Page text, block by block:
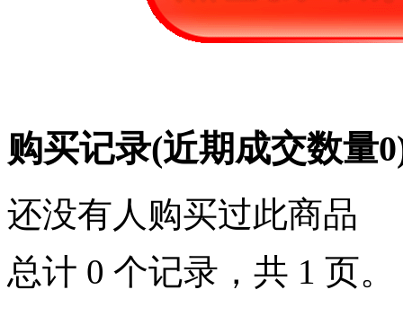
购买记录(近期成交数量0
还没有人购买过此商品
总计 0 个记录，共 1 页。